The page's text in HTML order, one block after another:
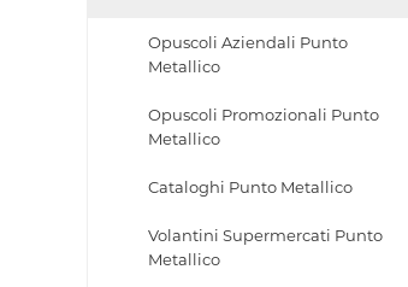
Opuscoli Aziendali Punto
Metallico
Opuscoli Promozionali Punto
Metallico
Cataloghi Punto Metallico
Volantini Supermercati Punto
Metallico